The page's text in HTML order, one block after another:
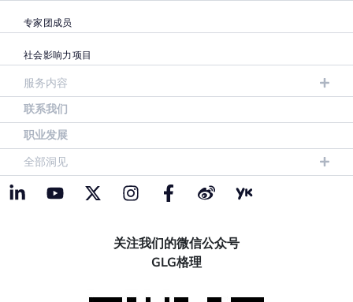
专家团成员
社会影响力项目
服务内容
联系我们
职业发展
全部洞见
关注我们的微信公众号
GLG格理